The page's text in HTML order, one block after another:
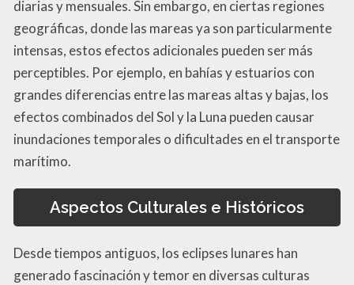
diarias y mensuales. Sin embargo, en ciertas regiones
geográficas, donde las mareas ya son particularmente
intensas, estos efectos adicionales pueden ser más
perceptibles. Por ejemplo, en bahías y estuarios con
grandes diferencias entre las mareas altas y bajas, los
efectos combinados del Sol y la Luna pueden causar
inundaciones temporales o dificultades en el transporte
marítimo.
Aspectos Culturales e Históricos
Desde tiempos antiguos, los eclipses lunares han
generado fascinación y temor en diversas culturas